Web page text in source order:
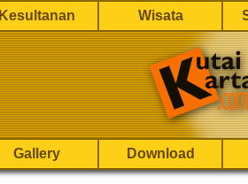
Kesultanan Wisata
Gallery Download